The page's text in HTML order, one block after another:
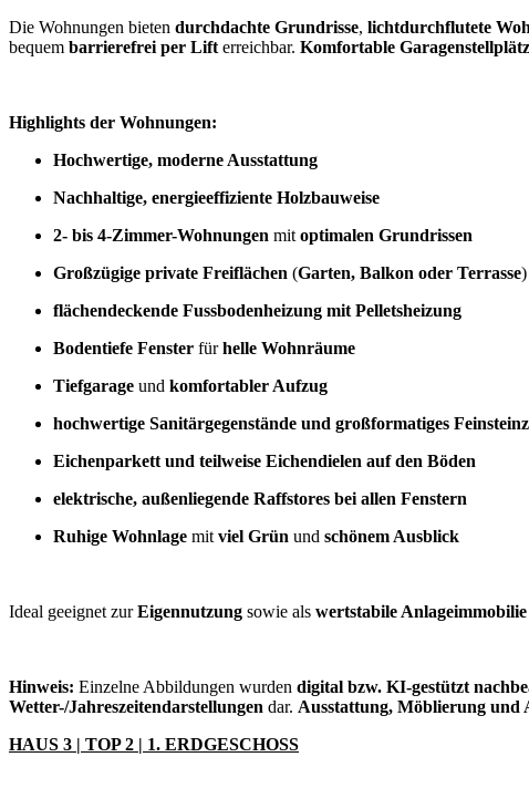
Die Wohnungen bieten durchdachte Grundrisse, lichtdurchflutete
bequem barrierefrei per Lift erreichbar. Komfortable
Highlights der Wohnungen:
Hochwertige, moderne Ausstattung
Nachhaltige, energieeffiziente Holzbauweise
2- bis 4-Zimmer-Wohnungen mit optimalen Grundrissen
Großzügige private Freiflächen (Garten, Balkon oder Terrasse)
flächendeckende Fussbodenheizung mit Pelletsheizung
Bodentiefe Fenster fürhelle Wohnräume
Tiefgarage und komfortabler Aufzug
hochwertige Sanitärgegenstände und großformatiges
Eichenparkett und teilweise Eichendielen auf den Böden
elektrische, außenliegende Raffstores bei allen Fenstern
Ruhige Wohnlage mit viel Grün und schönem Ausblick
Ideal geeignet zurEigennutzung sowie als wertstabile Anlageimmobilie
Hinweis: Einzelne Abbildungen wurden digital bzw. KI-gestützt
Wetter-/Jahreszeitendarstellungen dar. Ausstattung, Möblierung und
HAUS 3 | TOP 2 | 1. ERDGESCHOSS